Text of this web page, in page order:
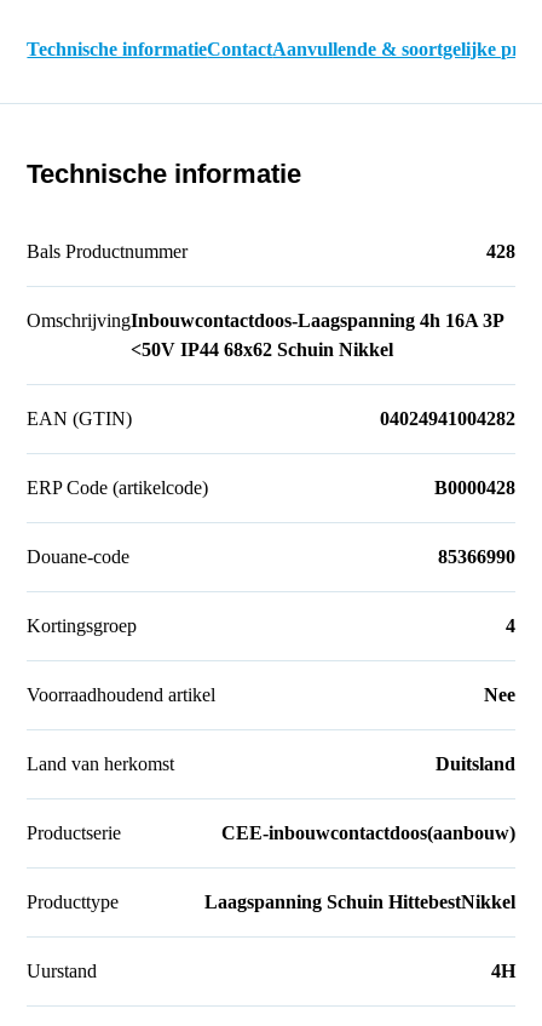
Technische informatieContactAanvullende & soortgelijke
Technische informatie
Bals Productnummer 428
OmschrijvingInbouwcontactdoos-Laagspanning 4h 16A 3P
<50V IP44 68x62 Schuin Nikkel
EAN (GTIN) 04024941004282
ERP Code (artikelcode) B0000428
Douane-code 85366990
Kortingsgroep 4
Voorraadhoudend artikel Nee
Land van herkomst Duitsland
Productserie CEE-inbouwcontactdoos(aanbouw)
Producttype Laagspanning Schuin HittebestNikkel
Uurstand 4H